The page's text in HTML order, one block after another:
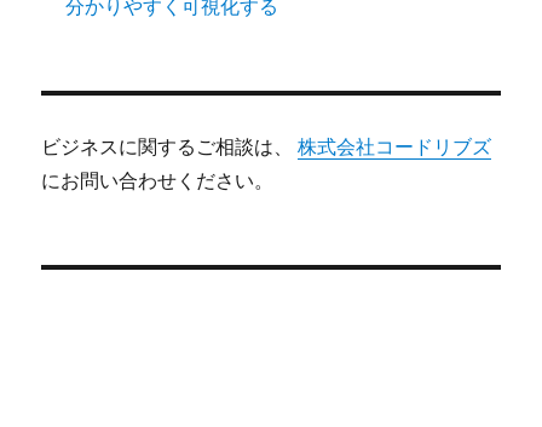
分かりやすく可視化する
ビジネスに関するご相談は、株式会社コードリブズ
にお問い合わせください。